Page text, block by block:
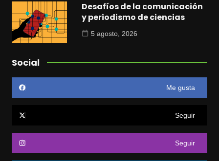
Desafíos de la comunicación
y periodismo de ciencias
5 agosto, 2026
Social
Me gusta
Seguir
Seguir